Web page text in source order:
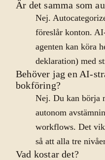
Är det samma som
Nej.
föreslår konton.
agenten kan köra
deklaration) med
Behöver jag en AI-
bokföring?
Nej. Du kan börja
autonom
workflows. Det
så att alla tre
Vad kostar det?